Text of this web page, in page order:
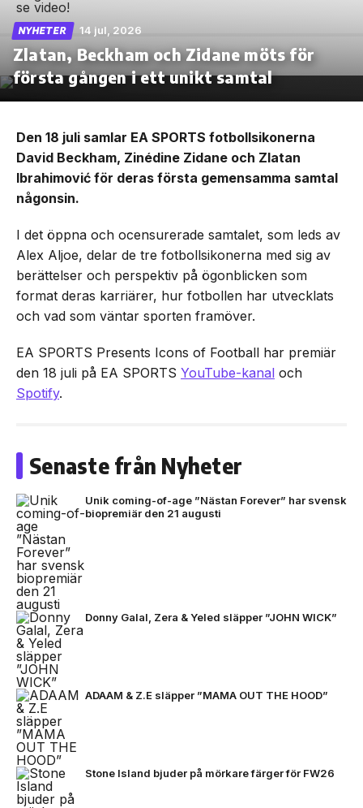
NYHETER 14 jul, 2026
Zlatan, Beckham och Zidane möts för
första gången i ett unikt samtal
Den 18 juli samlar EA SPORTS fotbollsikonerna
David Beckham, Zinédine Zidane och Zlatan
Ibrahimović för deras första gemensamma samtal
någonsin.
I det öppna och ocensurerade samtalet, som leds av
Alex Aljoe, delar de tre fotbollsikonerna med sig av
berättelser och perspektiv på ögonblicken som
format deras karriärer, hur fotbollen har utvecklats
och vad som väntar sporten framöver.
EA SPORTS Presents Icons of Football har premiär
den 18 juli på EA SPORTS YouTube-kanal och
Spotify.
Senaste från Nyheter
Unik coming-of-age ”Nästan Forever” har svensk
biopremiär den 21 augusti
Donny Galal, Zera & Yeled släpper ”JOHN WICK”
ADAAM & Z.E släpper ”MAMA OUT THE HOOD”
Stone Island bjuder på mörkare färger för FW26